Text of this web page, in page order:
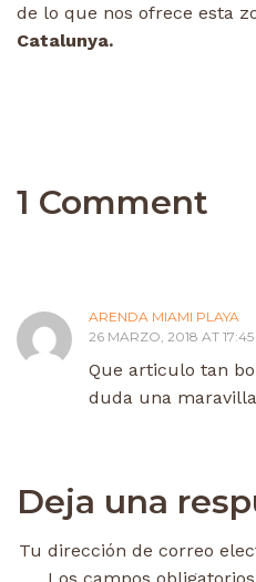
de lo que nos ofrece esta
Catalunya.
1 Comment
ARENDA MIAMI PLAYA
26 MARZO, 2018 AT 17:45
Que articulo tan
duda una
Deja una
Tu dirección de correo